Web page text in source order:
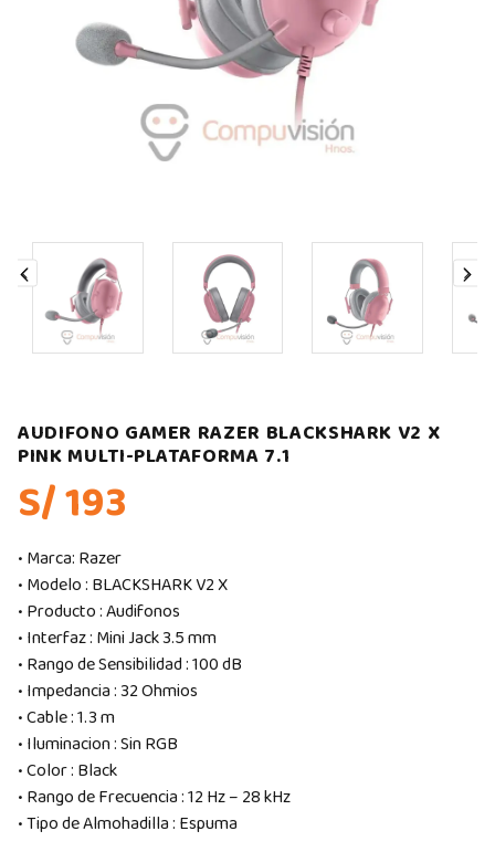
AUDIFONO GAMER RAZER BLACKSHARK V2 X
PINK MULTI-PLATAFORMA 7.1
S/ 193
• Marca: Razer
• Modelo : BLACKSHARK V2 X
• Producto : Audifonos
• Interfaz : Mini Jack 3.5 mm
• Rango de Sensibilidad : 100 dB
• Impedancia : 32 Ohmios
• Cable : 1.3 m
• Iluminacion : Sin RGB
• Color : Black
• Rango de Frecuencia : 12 Hz – 28 kHz
• Tipo de Almohadilla : Espuma